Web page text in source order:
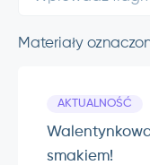
Materiały
smakiem!
AKTUALNOŚĆ